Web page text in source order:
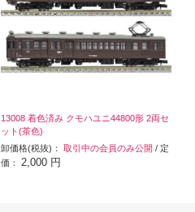
13008 着色済み クモハユニ44800形 2両セ
ット(茶色)
卸価格(税抜)： 取引中の会員のみ公開 / 定
価： 2,000 円